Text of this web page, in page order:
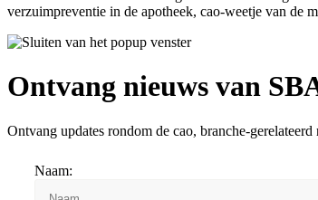
verzuimpreventie in de apotheek, cao-weetje van de
Ontvang nieuws van
Ontvang updates rondom de cao, branche-
Naam: